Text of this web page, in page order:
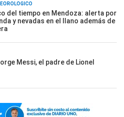
del tiempo en Mendoza: alerta por
y nevadas en el llano además de
Messi, el padre de Lionel